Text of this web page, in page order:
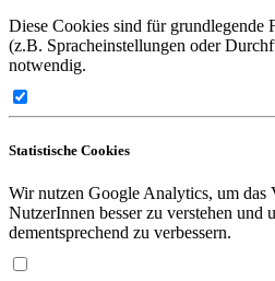
Diese Cookies sind für grundlegende
(z.B. Spracheinstellungen oder
notwendig.
Statistische Cookies
Wir nutzen Google Analytics, um das
NutzerInnen besser zu verstehen und
dementsprechend zu verbessern.